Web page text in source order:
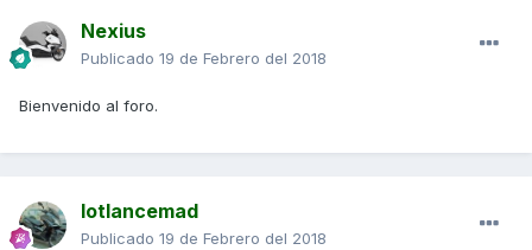
Nexius
Publicado 19 de Febrero del 2018
Bienvenido al foro.
lotlancemad
Publicado 19 de Febrero del 2018